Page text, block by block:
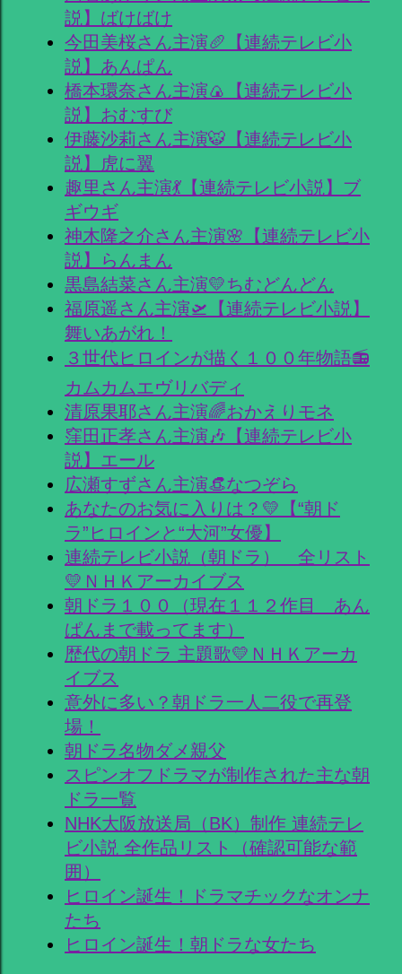
説】ばけばけ
今田美桜さん主演🥖【連続テレビ小
説】あんぱん
橋本環奈さん主演🍙【連続テレビ小
説】おむすび
伊藤沙莉さん主演🐯【連続テレビ小
説】虎に翼
趣里さん主演💃【連続テレビ小説】ブ
ギウギ
神木隆之介さん主演🌸【連続テレビ小
説】らんまん
黒島結菜さん主演💛ちむどんどん
福原遥さん主演🛫【連続テレビ小説】
舞いあがれ！
３世代ヒロインが描く１００年物語📻
カムカムエヴリバディ
清原果耶さん主演🌈おかえりモネ
窪田正孝さん主演🎶【連続テレビ小
説】エール
広瀬すずさん主演👒なつぞら
あなたのお気に入りは？💛【“朝ド
ラ”ヒロインと“大河”女優】
連続テレビ小説（朝ドラ） 全リスト
💛ＮＨＫアーカイブス
朝ドラ１００（現在１１２作目 あん
ぱんまで載ってます）
歴代の朝ドラ 主題歌💛ＮＨＫアーカ
イブス
意外に多い？朝ドラ一人二役で再登
場！
朝ドラ名物ダメ親父
スピンオフドラマが制作された主な朝
ドラ一覧
NHK大阪放送局（BK）制作 連続テレ
ビ小説 全作品リスト（確認可能な範
囲）
ヒロイン誕生！ドラマチックなオンナ
たち
ヒロイン誕生！朝ドラな女たち